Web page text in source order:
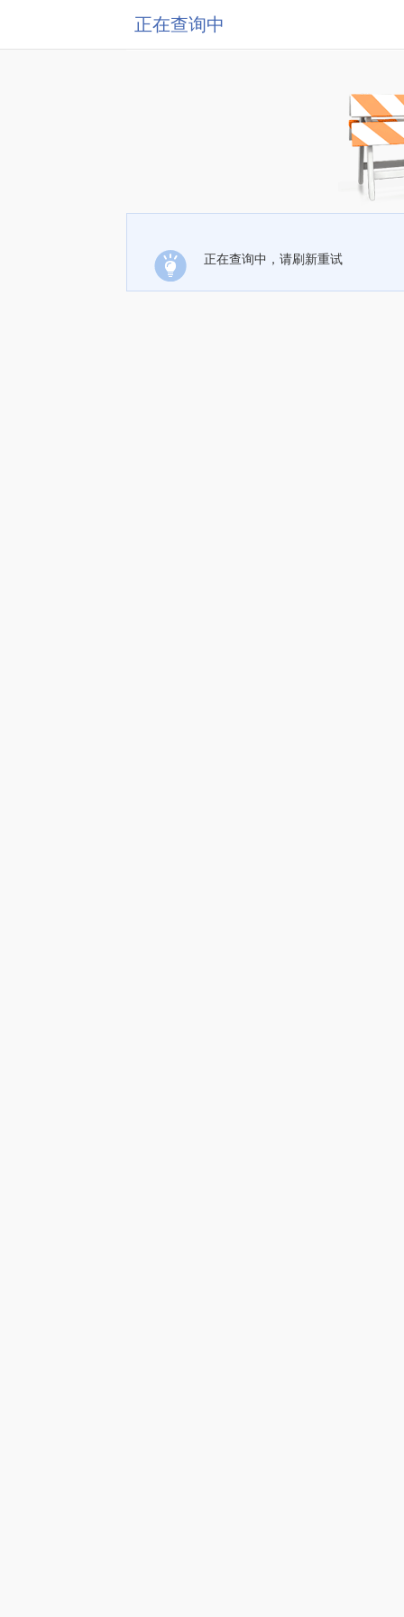
正在查询中
正在查询中，请刷新重试